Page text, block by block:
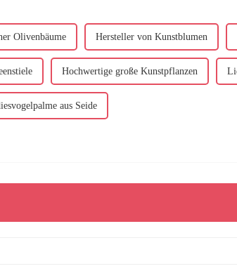
Olivenbäume Hersteller von Kunstblumen
Hochwertige große Kunstpflanzen
aus Seide